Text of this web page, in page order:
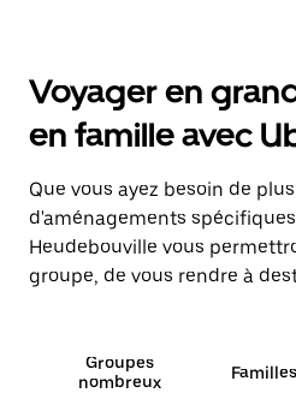
Voyager en
en famille avec
Que vous ayez besoin de
d'aménagements
Heudebouville vous
groupe, de vous rendre à
Groupes
nombreux
Familles